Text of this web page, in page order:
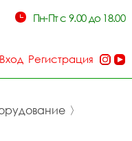
Пн-Пт с 9.00 до 18.00
Вход Регистрация
〉